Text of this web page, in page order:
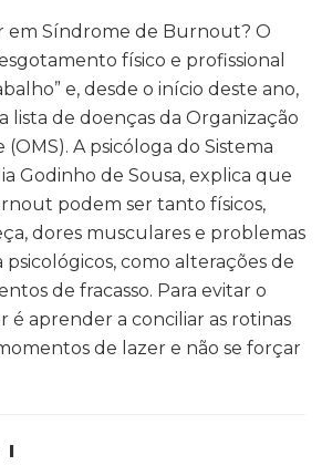
em Síndrome de Burnout? O
físico e profissional
e, desde o início deste ano,
lista de doenças da Organização
A psicóloga do Sistema
Godinho de Sousa, explica que
podem ser tanto físicos,
dores musculares e problemas
psicológicos, como alterações de
de fracasso. Para evitar o
aprender a conciliar as rotinas
de lazer e não se forçar
I